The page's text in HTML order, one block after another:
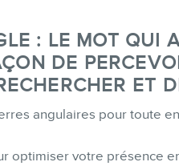
: LE MOT QUI
DE
ET
angulaires pour toute
optimiser votre présence